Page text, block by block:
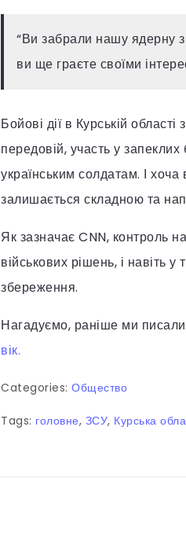
“Ви забрали нашу ядерну
ви ще граєте своїми
Бойові дії в Курській
передовій, участь у
українським солдатам. І хоча
залишається складною та
Як зазначає CNN, контроль
військових рішень, і навіть
збереження.
Нагадуємо, раніше ми
вік.
Categories: Общество
Tags: головне, ЗСУ, Курська